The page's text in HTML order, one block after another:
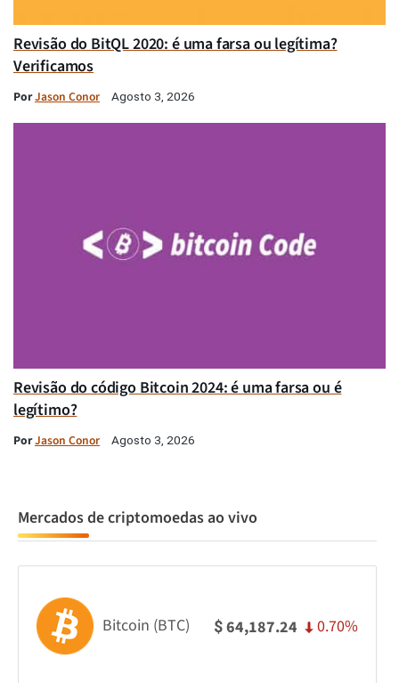
Revisão do BitQL 2020: é uma farsa ou legítima?
Verificamos
PorJason Conor Agosto 3, 2026
Revisão do código Bitcoin 2024: é uma farsa ou é
legítimo?
PorJason Conor Agosto 3, 2026
Mercados de criptomoedas ao vivo
Bitcoin (BTC) $64,187.24 0.70%